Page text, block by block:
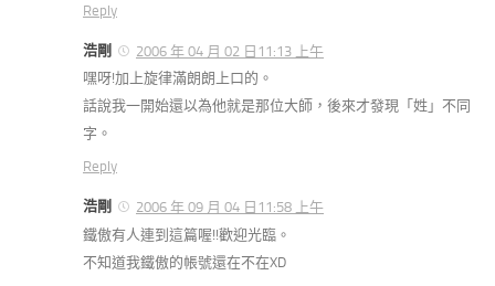
Reply
浩剛
2006 年 04 月 02 日11:13 上午
嘿呀!加上旋律滿朗朗上口的。
話說我一開始還以為他就是那位大師，後來才發現「姓」不同
字。
Reply
浩剛
2006 年 09 月 04 日11:58 上午
鐵傲有人連到這篇喔!!歡迎光臨。
不知道我鐵傲的帳號還在不在XD